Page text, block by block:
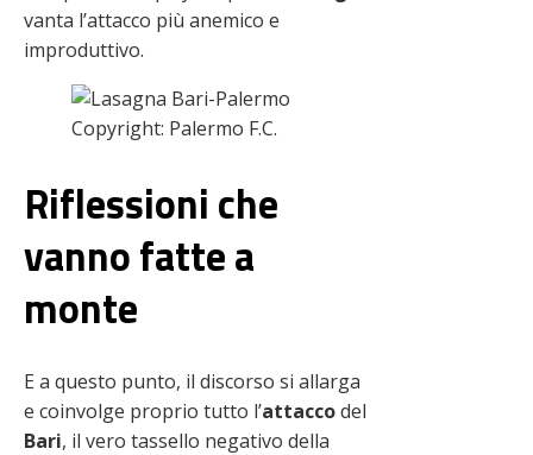
vanta l’attacco più anemico e
improduttivo.
Copyright: Palermo F.C.
Riflessioni che
vanno fatte a
monte
E a questo punto, il discorso si allarga
e coinvolge proprio tutto l’attaccodel
Bari, il vero tassello negativo della